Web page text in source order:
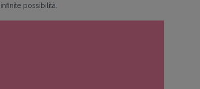
possibilità.